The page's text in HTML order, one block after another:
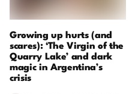
Growing up hurts (and
scares): ‘The Virgin of the
Quarry Lake’ and dark
magic in Argentina’s
crisis